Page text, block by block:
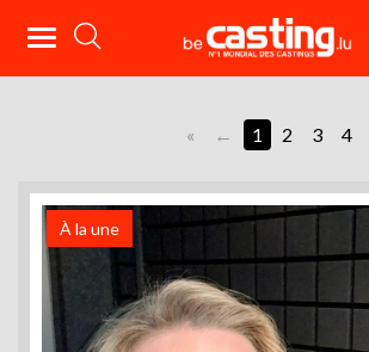
« 1 2 3 4
À la une